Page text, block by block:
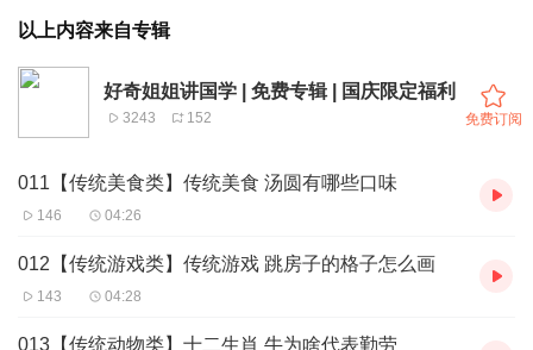
以上内容来自专辑
好奇姐姐讲国学 | 免费专辑 | 国庆限定福利
3243 152 免费订阅
011【传统美食类】传统美食 汤圆有哪些口味
146 04:26
012【传统游戏类】传统游戏 跳房子的格子怎么画
143 04:28
013【传统动物类】十二生肖 牛为啥代表勤劳